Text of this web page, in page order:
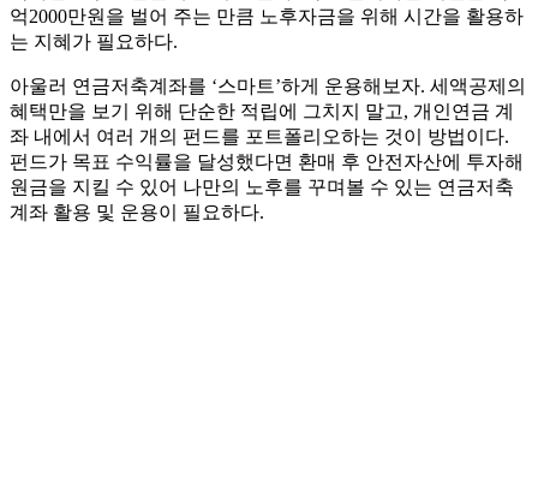
억2000만원을 벌어 주는 만큼 노후자금을 위해 시간을 활용하
는 지혜가 필요하다.
아울러 연금저축계좌를 ‘스마트’하게 운용해보자. 세액공제의
혜택만을 보기 위해 단순한 적립에 그치지 말고, 개인연금 계
좌 내에서 여러 개의 펀드를 포트폴리오하는 것이 방법이다.
펀드가 목표 수익률을 달성했다면 환매 후 안전자산에 투자해
원금을 지킬 수 있어 나만의 노후를 꾸며볼 수 있는 연금저축
계좌 활용 및 운용이 필요하다.